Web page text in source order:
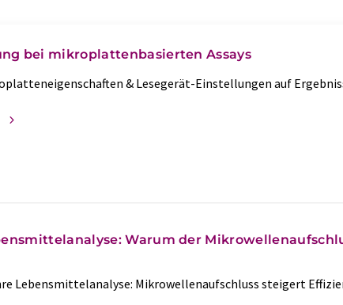
bei mikroplattenbasierten Assays
& Lesegerät-Einstellungen auf
Warum der
Lebensmittelanalyse: Mikrowellenaufschluss steigert